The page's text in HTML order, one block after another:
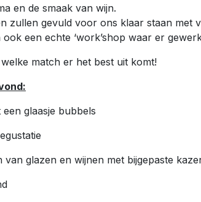
en de smaak van wijn.
zullen gevuld voor ons klaar staan met
een echte ‘work’shop waar er
match er het best uit komt!
glaasje bubbels
glazen en wijnen met bijgepaste